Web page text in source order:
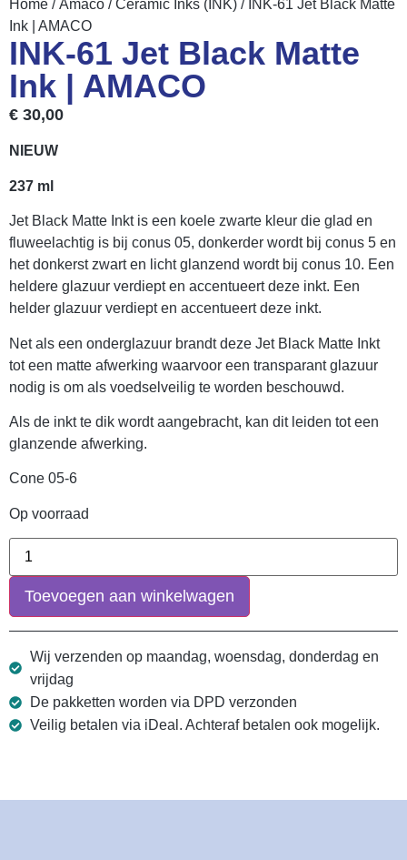
Home / Amaco / Ceramic Inks (INK) / INK-61 Jet Black Matte
Ink | AMACO
INK-61 Jet Black Matte
Ink | AMACO
€ 30,00
NIEUW
237 ml
Jet Black Matte Inkt is een koele zwarte kleur die glad en
fluweelachtig is bij conus 05, donkerder wordt bij conus 5 en
het donkerst zwart en licht glanzend wordt bij conus 10. Een
heldere glazuur verdiept en accentueert deze inkt. Een
helder glazuur verdiept en accentueert deze inkt.
Net als een onderglazuur brandt deze Jet Black Matte Inkt
tot een matte afwerking waarvoor een transparant glazuur
nodig is om als voedselveilig te worden beschouwd.
Als de inkt te dik wordt aangebracht, kan dit leiden tot een
glanzende afwerking.
Cone 05-6
Op voorraad
Toevoegen aan winkelwagen
Wij verzenden op maandag, woensdag, donderdag en
vrijdag
De pakketten worden via DPD verzonden
Veilig betalen via iDeal. Achteraf betalen ook mogelijk.